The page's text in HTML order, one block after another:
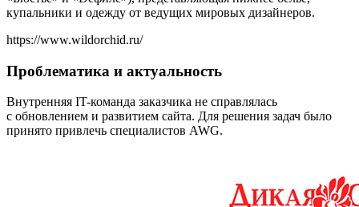
купальники и одежду от ведущих мировых дизайнеров.
https://www.wildorchid.ru/
Проблематика и актуальность
Внутренняя IT-команда заказчика не справлялась
с обновлением и развитием сайта. Для решения задач было
принято привлечь специалистов AWG.